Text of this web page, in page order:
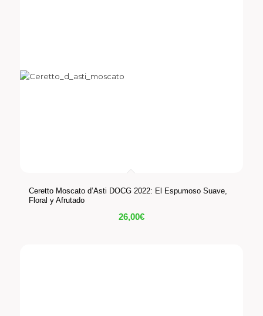
Ceretto Moscato d’Asti DOCG 2022: El Espumoso Suave,
Floral y Afrutado
26,00€